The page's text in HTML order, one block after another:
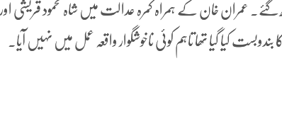
عمران خان کے ہمراہ کمرہ عدالت میں شاہ محمود قریشی اور
کیا گیا تھا تاہم کوئی ناخوشگوار واقعہ عمل میں نہیں آیا۔